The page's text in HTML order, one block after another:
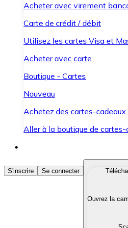
Acheter avec virement
Carte de crédit / débit
Utilisez les cartes Visa et
Acheter avec carte
Boutique - Cartes
Nouveau
Achetez des cartes-
Aller à la boutique de cartes-
Acheter des
Achetez les
Convertissez vos
S'inscrire Se connecter
Ouvrez la